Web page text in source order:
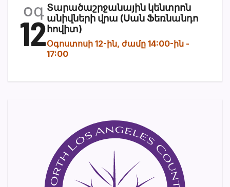
օգ
12
Տարածաշրջանային կենտրոն
անիվների վրա (Սան Ֆեռնանդո
հովիտ)
Օգոստոսի 12-ին, ժամը 14:00-ին -
17:00